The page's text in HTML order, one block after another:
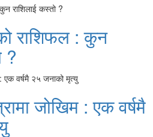
राशिफल : कुन
?
जोखिम : एक वर्षमै